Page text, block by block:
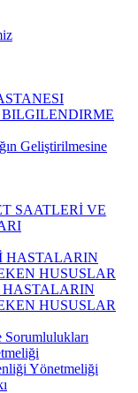
Geliştirilmesine
SAATLERİ VE
HASTALARIN
HUSUSLAR
HASTALARIN
HUSUSLAR
Sorumlulukları
Yönetmeliği